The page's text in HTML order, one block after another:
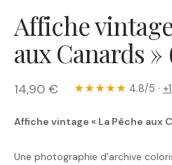
Affiche
aux Canards »
14,90 € ★★★★★ 4.8/5 ·
Affiche vintage « La Pêche aux
Une photographie d’archive